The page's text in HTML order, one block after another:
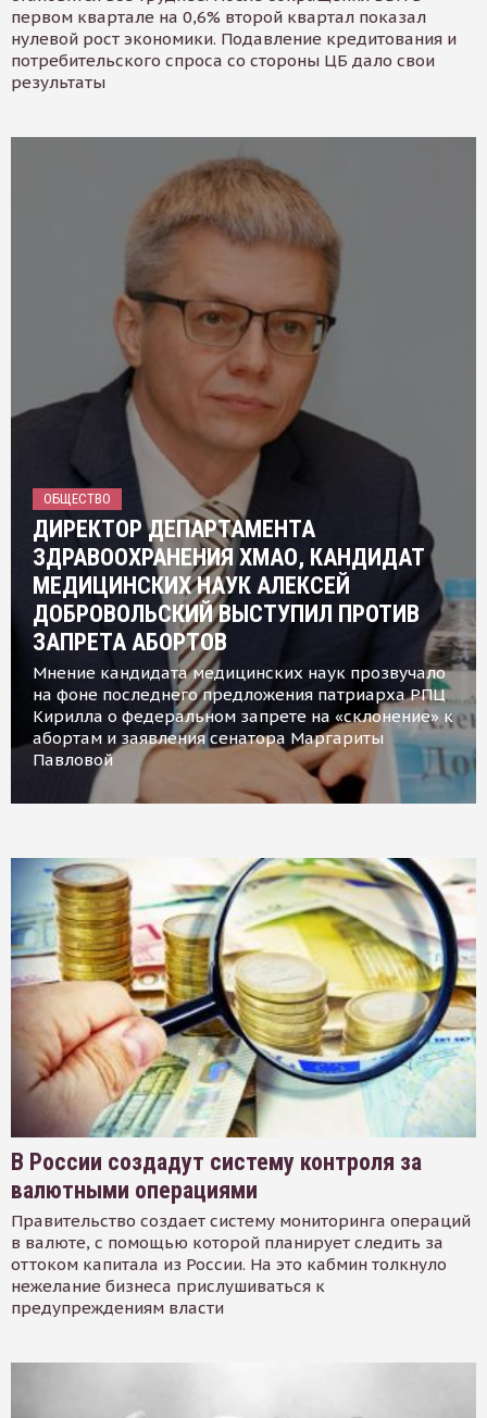
первом квартале на 0,6% второй квартал показал
нулевой рост экономики. Подавление кредитования и
потребительского спроса со стороны ЦБ дало свои
результаты
ОБЩЕСТВО
ДИРЕКТОР ДЕПАРТАМЕНТА
ЗДРАВООХРАНЕНИЯ ХМАО, КАНДИДАТ
МЕДИЦИНСКИХ НАУК АЛЕКСЕЙ
ДОБРОВОЛЬСКИЙ ВЫСТУПИЛ ПРОТИВ
ЗАПРЕТА АБОРТОВ
Мнение кандидата медицинских наук прозвучало
на фоне последнего предложения патриарха РПЦ
Кирилла о федеральном запрете на «склонение» к
абортам и заявления сенатора Маргариты
Павловой
В России создадут систему контроля за
валютными операциями
Правительство создает систему мониторинга операций
в валюте, с помощью которой планирует следить за
оттоком капитала из России. На это кабмин толкнуло
нежелание бизнеса прислушиваться к
предупреждениям власти